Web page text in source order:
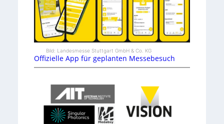
Bild: Landesmesse Stuttgart GmbH & Co. KG
Offizielle App für geplanten Messebesuch